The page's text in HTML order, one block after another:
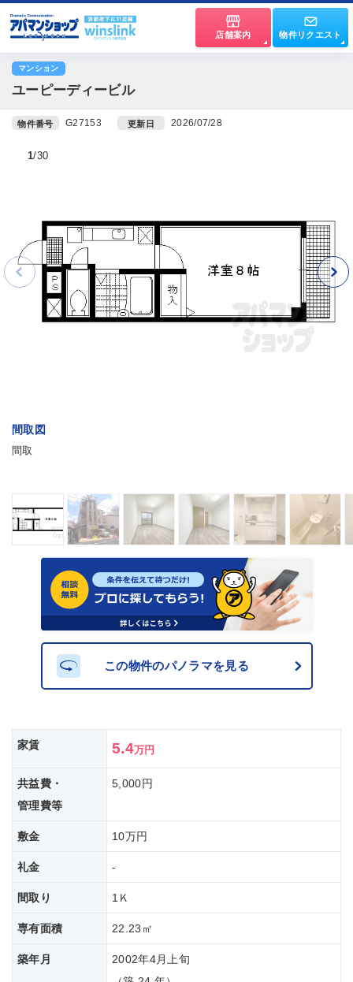
店舗案内 物件リクエスト
マンション
ユーピーディービル
物件番号 G27153 更新日 2026/07/28
間取図
間取
1 30
この物件のパノラマを見る
家賃 5.4万円
共益費・
管理費等
5,000円
敷金 10万円
礼金 -
間取り 1Ｋ
専有面積 22.23㎡
築年月
2002年4月上旬